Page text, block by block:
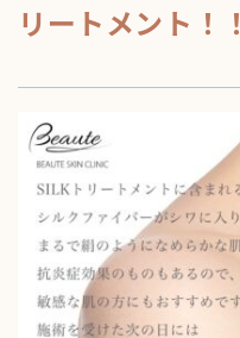
リートメント！！